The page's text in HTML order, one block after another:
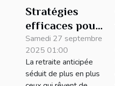
Stratégies
efficaces pour
une retraite
anticipée :
comment s’y
prendre ?
Samedi 27 septembre
2025 01:00
La retraite anticipée
séduit de plus en plus